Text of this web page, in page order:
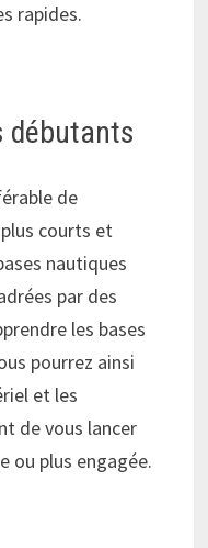
rapides.
débutants
de
courts et
nautiques
par des
les bases
pourrez ainsi
et les
de vous lancer
ou plus engagée.